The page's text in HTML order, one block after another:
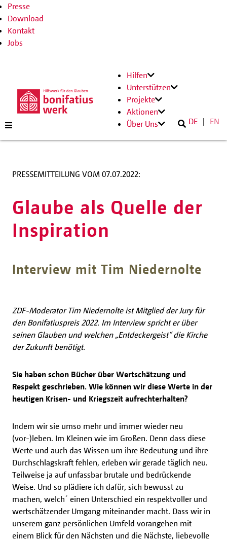
Presse
Download
Kontakt
Jobs
Hilfen
Unterstützen
Projekte
Aktionen
Über Uns
DE EN
PRESSEMITTEILUNG VOM 07.07.2022:
Glaube als Quelle der
Inspiration
Interview mit Tim Niedernolte
ZDF-Moderator Tim Niedernolte ist Mitglied der Jury für
den Bonifatiuspreis 2022. Im Interview spricht er über
seinen Glauben und welchen „Entdeckergeist“ die Kirche
der Zukunft benötigt.
Sie haben schon Bücher über Wertschätzung und
Respekt geschrieben. Wie können wir diese Werte in der
heutigen Krisen- und Kriegszeit aufrechterhalten?
Indem wir sie umso mehr und immer wieder neu
(vor-)leben. Im Kleinen wie im Großen. Denn dass diese
Werte und auch das Wissen um ihre Bedeutung und ihre
Durchschlagskraft fehlen, erleben wir gerade täglich neu.
Teilweise ja auf unfassbar brutale und bedrückende
Weise. Und so plädiere ich dafür, sich bewusst zu
machen, welch´ einen Unterschied ein respektvoller und
wertschätzender Umgang miteinander macht. Dass wir in
unserem ganz persönlichen Umfeld vorangehen mit
einem Blick für den Nächsten und die Nächste, liebevolle